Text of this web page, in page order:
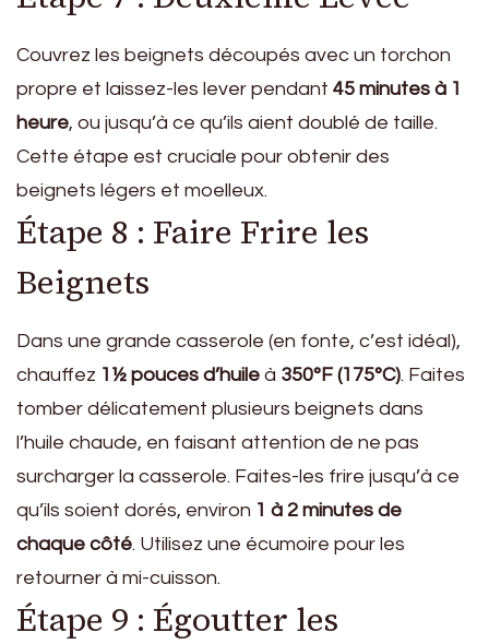
Couvrez les beignets découpés avec un torchon
propre et laissez-les lever pendant 45 minutes à 1
heure, ou jusqu’à ce qu’ils aient doublé de taille.
Cette étape est cruciale pour obtenir des
beignets légers et moelleux.
Étape 8 : Faire Frire les
Beignets
Dans une grande casserole (en fonte, c’est idéal),
chauffez 1½ pouces d’huile à 350°F (175°C). Faites
tomber délicatement plusieurs beignets dans
l’huile chaude, en faisant attention de ne pas
surcharger la casserole. Faites-les frire jusqu’à ce
qu’ils soient dorés, environ 1 à 2 minutes de
chaque côté. Utilisez une écumoire pour les
retourner à mi-cuisson.
Étape 9 : Égoutter les